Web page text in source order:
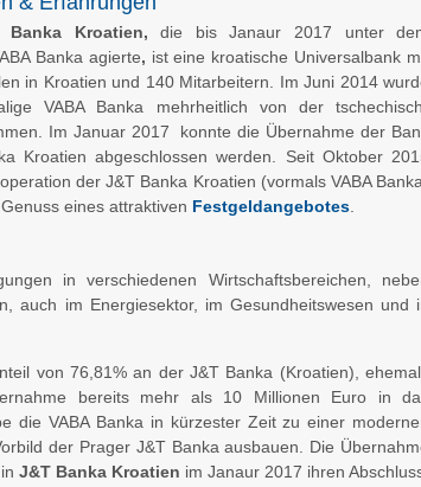
Banka Kroatien, die bis Janaur 2017 unter
Banka agierte, ist eine kroatische Universalbank
in Kroatien und 140 Mitarbeitern. Im Juni 2014
VABA Banka mehrheitlich von der
Im Januar 2017 konnte die Übernahme der
Kroatien abgeschlossen werden. Seit Oktober
der J&T Banka Kroatien (vormals VABA
eines attraktiven Festgeldangebotes
in verschiedenen Wirtschaftsbereichen,
auch im Energiesektor, im Gesundheitswesen und
von 76,81% an der J&T Banka (Kroatien),
bereits mehr als 10 Millionen Euro in
die VABA Banka in kürzester Zeit zu einer
der Prager J&T Banka ausbauen. Die
in J&T Banka Kroatien im Janaur 2017 ihren